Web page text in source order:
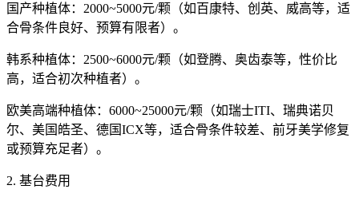
国产种植体：2000~5000元/颗（如百康特、创英、威高等，适
合骨条件良好、预算有限者）。
韩系种植体：2500~6000元/颗（如登腾、奥齿泰等，性价比
高，适合初次种植者）。
欧美高端种植体：6000~25000元/颗（如瑞士ITI、瑞典诺贝
尔、美国皓圣、德国ICX等，适合骨条件较差、前牙美学修复
或预算充足者）。
2. 基台费用